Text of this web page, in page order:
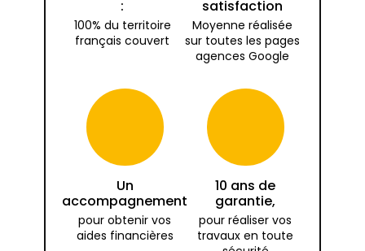
:
100% du territoire
français couvert
satisfaction
Moyenne réalisée
sur toutes les pages
agences Google
Un
accompagnement
pour obtenir vos
aides financières
10 ans de
garantie,
pour réaliser vos
travaux en toute